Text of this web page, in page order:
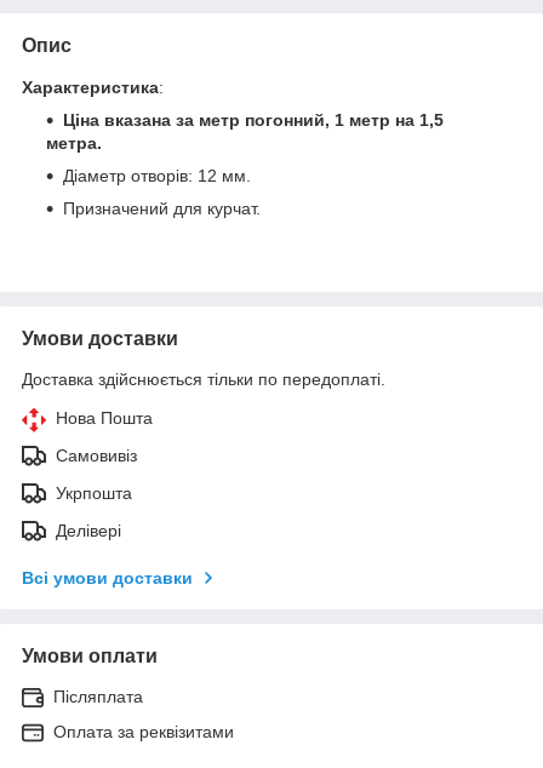
Опис
Характеристика:
Ціна вказана за метр погонний, 1 метр на 1,5
метра.
Діаметр отворів: 12 мм.
Призначений для курчат.
Умови доставки
Доставка здійснюється тільки по передоплаті.
Нова Пошта
Самовивіз
Укрпошта
Делівері
Всі умови доставки
Умови оплати
Післяплата
Оплата за реквізитами